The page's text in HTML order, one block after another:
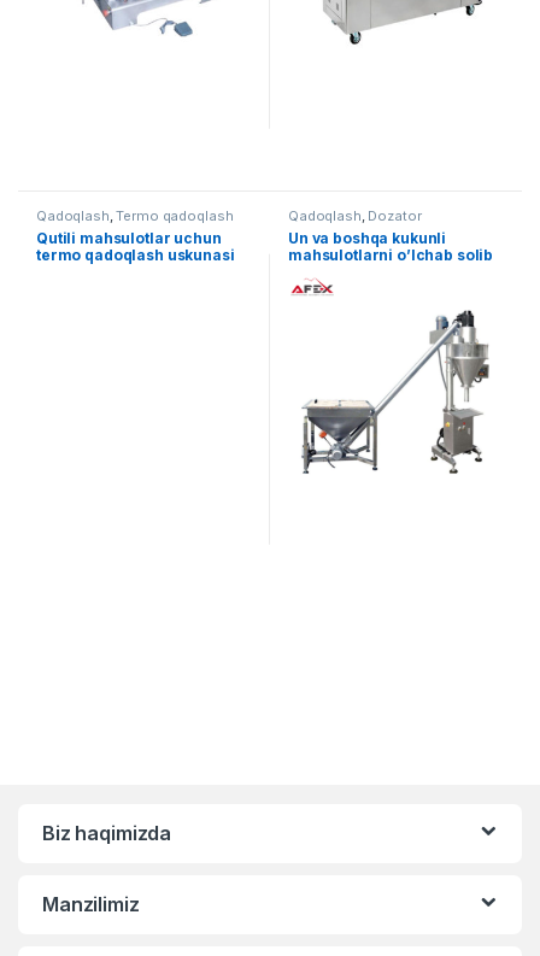
Qadoqlash,Termo qadoqlash
Qutili mahsulotlar uchun
termo qadoqlash uskunasi
Qadoqlash, Dozator
Un va boshqa kukunli
mahsulotlarni o’lchab solib
Biz haqimizda
Manzilimiz